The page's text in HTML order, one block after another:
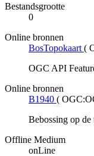
Bestandsgrootte
0
Online bronnen
BosTopokaart (
OGC API
Online bronnen
B1940 (
Bebossing op
Offline Medium
onLine